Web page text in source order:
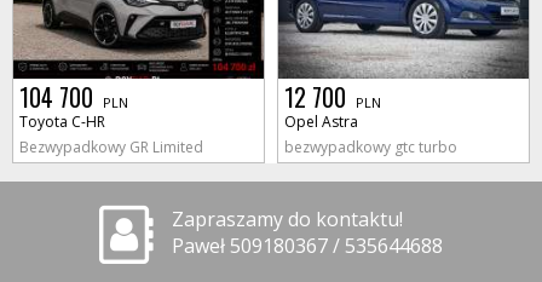
104 700 PLN
Toyota C-HR
Bezwypadkowy GR Limited
12 700 PLN
Opel Astra
bezwypadkowy gtc turbo
Zapraszamy do kontaktu!
Paweł 509180367 / 535644688